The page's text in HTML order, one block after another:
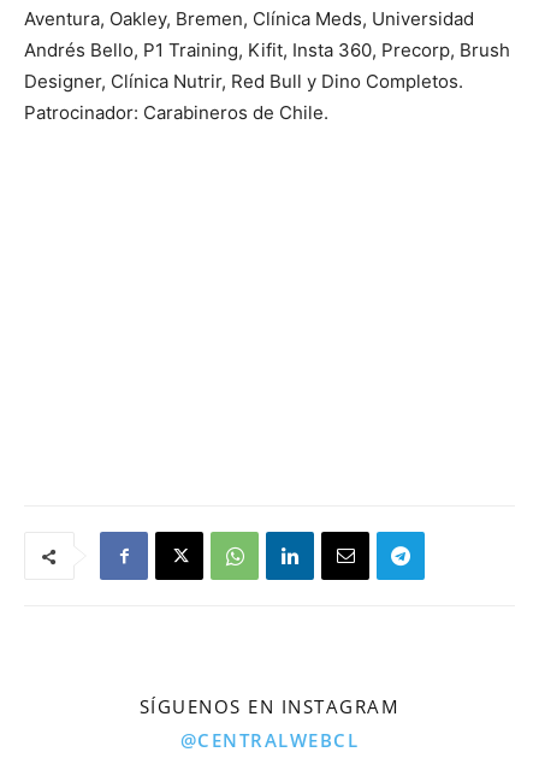
Aventura, ⁠Oakley, ⁠Bremen, ⁠Clínica Meds, ⁠Universidad
Andrés Bello, P1 Training, ⁠Kifit, ⁠Insta 360, ⁠Precorp, ⁠Brush
Designer, ⁠Clínica Nutrir, Red Bull y ⁠Dino Completos.
Patrocinador: Carabineros de Chile.
SÍGUENOS EN INSTAGRAM
@CENTRALWEBCL